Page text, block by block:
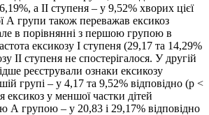
а ІІ ступеня – у 9,52% хворих цієї
А групи також переважав ексикоз
в порівнянні з першою групою в
ексикозу І ступеня (29,17 та 14,29%
ІІ ступеня не спостерігалося. У другій
реєстрували ознаки ексикозу
групі – у 4,17 та 9,52% відповідно (р <
ексикоз у меншої частки дітей
А групою – у 20,83 і 29,17% відповідно